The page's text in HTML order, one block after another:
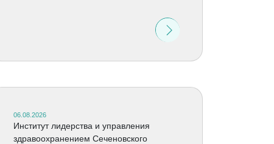
06.08.2026
Институт лидерства и управления
здравоохранением Сеченовского